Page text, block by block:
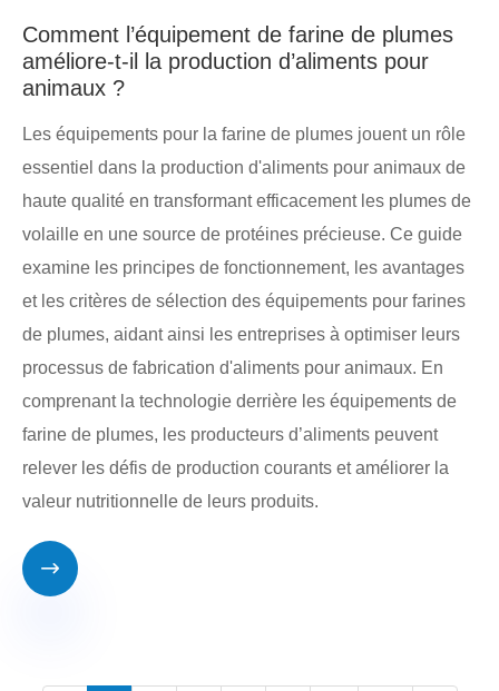
Comment l’équipement de farine de plumes
améliore-t-il la production d’aliments pour
animaux ?
Les équipements pour la farine de plumes jouent un rôle
essentiel dans la production d'aliments pour animaux de
haute qualité en transformant efficacement les plumes de
volaille en une source de protéines précieuse. Ce guide
examine les principes de fonctionnement, les avantages
et les critères de sélection des équipements pour farines
de plumes, aidant ainsi les entreprises à optimiser leurs
processus de fabrication d'aliments pour animaux. En
comprenant la technologie derrière les équipements de
farine de plumes, les producteurs d’aliments peuvent
relever les défis de production courants et améliorer la
valeur nutritionnelle de leurs produits.
